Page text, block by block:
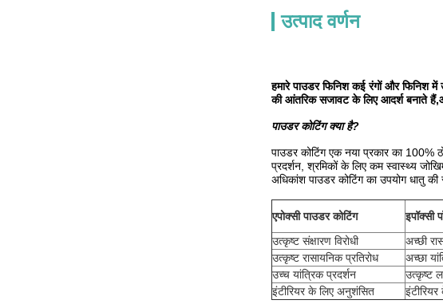
उत्पाद वर्णन
हमारे पाउडर फिनिश कई रंगों और फिनिश
की आंतरिक सजावट के लिए आदर्श बनाते
पाउडर कोटिंग क्या है?
पाउडर कोटिंग एक नया प्रकार का 100%
प्रदर्शन, श्रमिकों के लिए कम स्वास्थ्य
अधिकांश पाउडर कोटिंग का उपयोग धातु
एपोक्सी पाउडर कोटिंग इपॉक्सी
उत्कृष्ट संक्षारण विरोधी
अच्छी
उत्कृष्ट रासायनिक प्रतिरोध
अच्छा
उच्च यांत्रिक प्रदर्शन
उत्कृष्ट
इंटीरियर के लिए अनुशंसित